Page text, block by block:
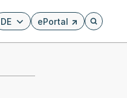
DE ePortal
Externer Link, wird in
Öffnet